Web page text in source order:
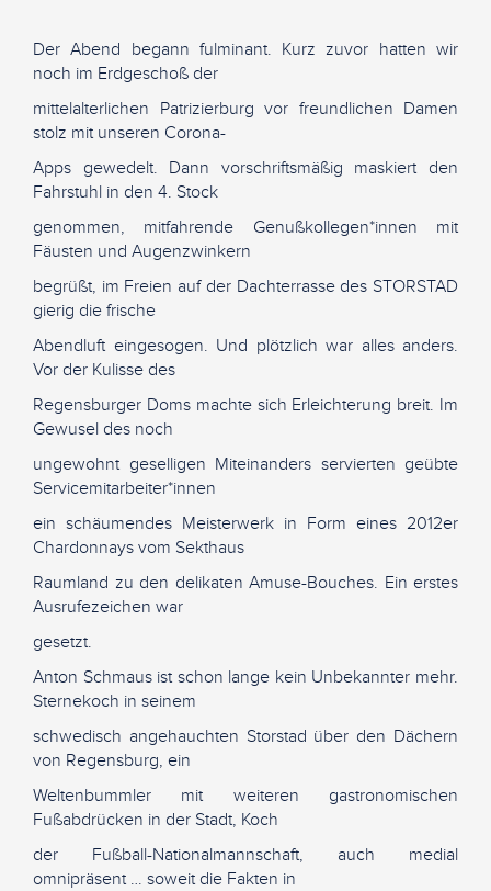
Der Abend begann fulminant. Kurz zuvor hatten wir
noch im Erdgeschoß der
mittelalterlichen Patrizierburg vor freundlichen Damen
stolz mit unseren Corona-
Apps gewedelt. Dann vorschriftsmäßig maskiert den
Fahrstuhl in den 4. Stock
genommen, mitfahrende Genußkollegen*innen mit
Fäusten und Augenzwinkern
begrüßt, im Freien auf der Dachterrasse des STORSTAD
gierig die frische
Abendluft eingesogen. Und plötzlich war alles anders.
Vor der Kulisse des
Regensburger Doms machte sich Erleichterung breit. Im
Gewusel des noch
ungewohnt geselligen Miteinanders servierten geübte
Servicemitarbeiter*innen
ein schäumendes Meisterwerk in Form eines 2012er
Chardonnays vom Sekthaus
Raumland zu den delikaten Amuse-Bouches. Ein erstes
Ausrufezeichen war
gesetzt.
Anton Schmaus ist schon lange kein Unbekannter mehr.
Sternekoch in seinem
schwedisch angehauchten Storstad über den Dächern
von Regensburg, ein
Weltenbummler mit weiteren gastronomischen
Fußabdrücken in der Stadt, Koch
der Fußball-Nationalmannschaft, auch medial
omnipräsent … soweit die Fakten in